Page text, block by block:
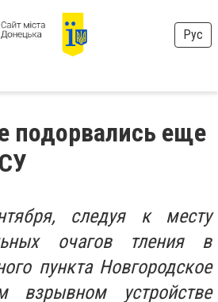
Рус
подорвались еще
следуя к месту
очагов тления в
пункта Новгородское
взрывном устройстве